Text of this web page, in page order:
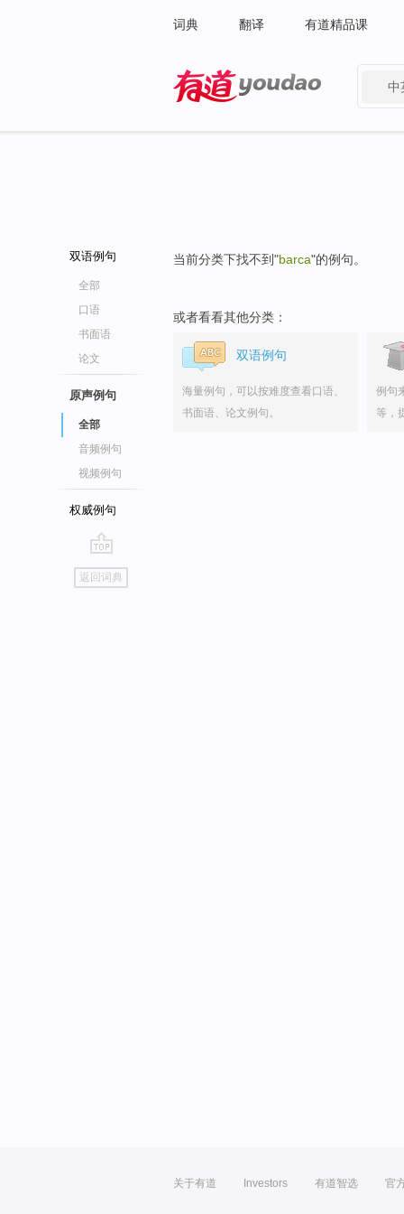
词典 翻译 有道精品课
中
双语例句
全部
口语
书面语
论文
原声例句
全部
音频例句
视频例句
权威例句
go
top
返回词典
当前分类下找不到"barca"的例句。
或者看看其他分类：
双语例句
海量例句，可以按难度查看口语、
书面语、论文例句。
例句
等，
关于有道 Investors 有道智选 官